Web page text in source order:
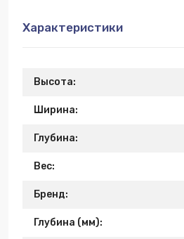
Характеристики
Высота:
Ширина:
Глубина:
Вес:
Бренд:
Глубина (мм):